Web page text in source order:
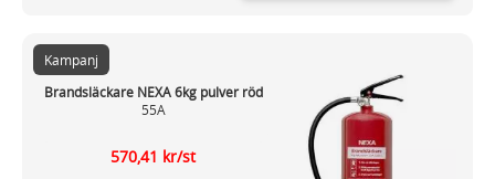
Brandsläckare NEXA 6kg pulver röd
55A
Kampanj
570,41 kr/st